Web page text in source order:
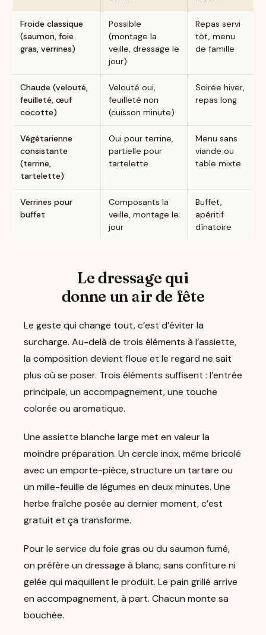
Froide classique
(saumon, foie
gras, verrines)
Possible
(montage la
veille, dressage le
jour)
Repas servi
tôt, menu
de famille
Chaude (velouté,
feuilleté, œuf
cocotte)
Velouté oui,
feuilleté non
(cuisson minute)
Soirée hiver,
repas long
Végétarienne
consistante
(terrine,
tartelette)
Oui pour terrine,
partielle pour
tartelette
Menu sans
viande ou
table mixte
Verrines pour
buffet
Composants la
veille, montage le
jour
Buffet,
apéritif
dînatoire
Le dressage qui
donne un air de fête
Le geste qui change tout, c’est d’éviter la
surcharge. Au-delà de trois éléments à l’assiette,
la composition devient floue et le regard ne sait
plus où se poser. Trois éléments suffisent : l’entrée
principale, un accompagnement, une touche
colorée ou aromatique.
Une assiette blanche large met en valeur la
moindre préparation. Un cercle inox, même bricolé
avec un emporte-pièce, structure un tartare ou
un mille-feuille de légumes en deux minutes. Une
herbe fraîche posée au dernier moment, c’est
gratuit et ça transforme.
Pour le service du foie gras ou du saumon fumé,
on préfère un dressage à blanc, sans confiture ni
gelée qui maquillent le produit. Le pain grillé arrive
en accompagnement, à part. Chacun monte sa
bouchée.